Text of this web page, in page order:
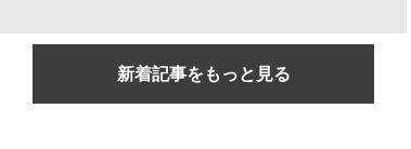
新着記事をもっと見る